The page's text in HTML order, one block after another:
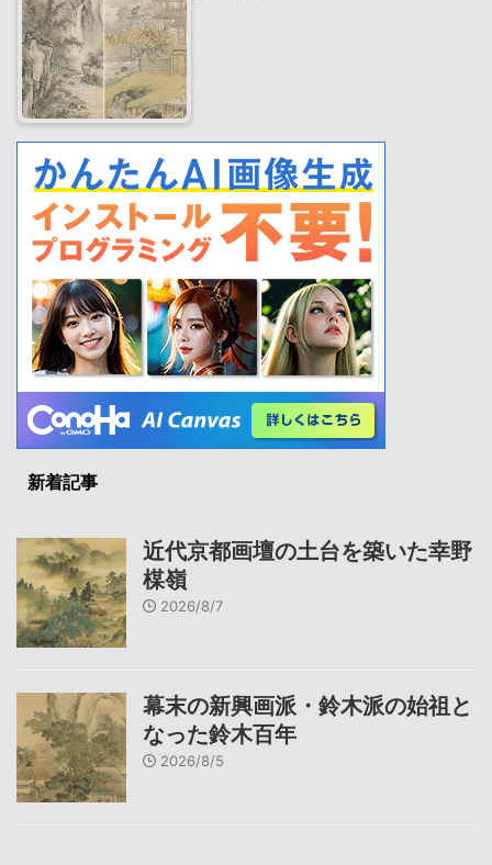
新着記事
近代京都画壇の土台を築いた幸野
楳嶺
2026/8/7
幕末の新興画派・鈴木派の始祖と
なった鈴木百年
2026/8/5